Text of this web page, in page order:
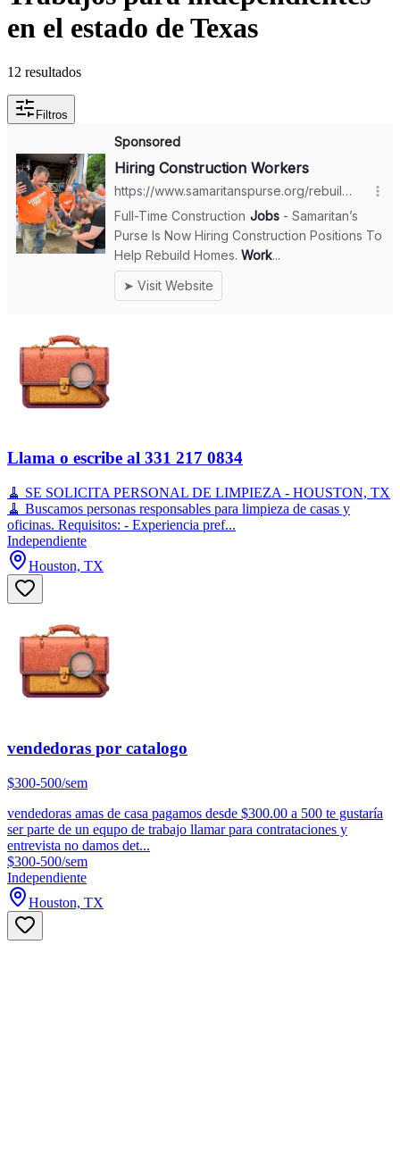
en el estado de Texas
12 resultados
Filtros
Llama o escribe al 331 217 0834
🧹 SE SOLICITA PERSONAL DE LIMPIEZA - HOUSTON, TX
🧹 Buscamos personas responsables para limpieza de casas y
oficinas. Requisitos: - Experiencia pref...
Independiente
Houston, TX
vendedoras por catalogo
$300-500/sem
vendedoras amas de casa pagamos desde $300.00 a 500 te gustaría
ser parte de un equpo de trabajo llamar para contrataciones y
entrevista no damos det...
$300-500/sem
Independiente
Houston, TX